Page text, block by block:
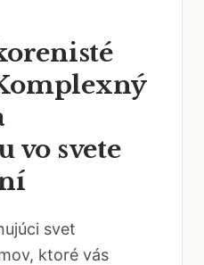
vo svete
svet
ktoré vás